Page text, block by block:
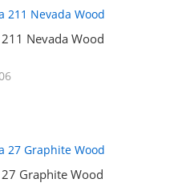
Nevada Wood
Graphite Wood